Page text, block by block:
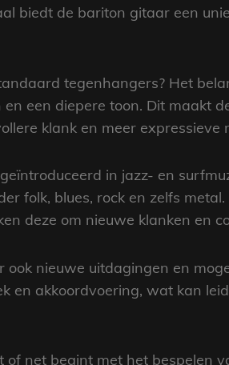
biedt de bariton gitaar een
tegenhangers? Het
een diepere toon. Dit maakt
klank en meer expressieve
in jazz- en
folk, blues, rock en zelfs
deze om nieuwe klanken en
nieuwe uitdagingen en
en akkoordvoering, wat kan
net begint met het bespelen